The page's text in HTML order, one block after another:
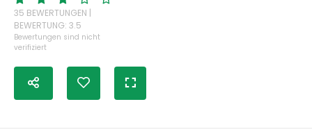
35 BEWERTUNGEN |
BEWERTUNG: 3.5
Bewertungen sind nicht
verifiziert